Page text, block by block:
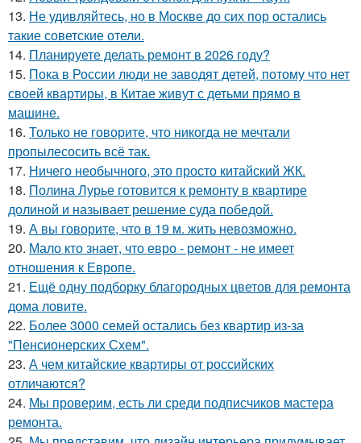
13. Не удивляйтесь, но в Москве до сих пор остались
такие советские отели.
14. Планируете делать ремонт в 2026 году?
15. Пока в России люди не заводят детей, потому что нет
своей квартиры, в Китае живут с детьми прямо в
машине.
16. Только не говорите, что никогда не мечтали
пропылесосить всё так.
17. Ничего необычного, это просто китайский ЖК.
18. Полина Лурье готовится к ремонту в квартире
долиной и называет решение суда победой.
19. А вы говорите, что в 19 м. жить невозможно.
20. Мало кто знает, что евро - ремонт - не имеет
отношения к Европе.
21. Ещё одну подборку благородных цветов для ремонта
дома ловите.
22. Более 3000 семей остались без квартир из-за
"Пенсионерских Схем".
23. А чем китайские квартиры от российских
отличаются?
24. Мы проверим, есть ли среди подписчиков мастера
ремонта.